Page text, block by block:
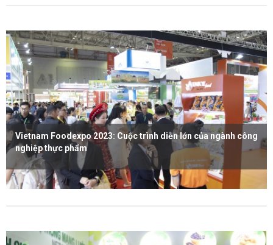
Vietnam Foodexpo 2023: Cuộc trình diễn lớn của ngành công
nghiệp thực phẩm
Xem thêm